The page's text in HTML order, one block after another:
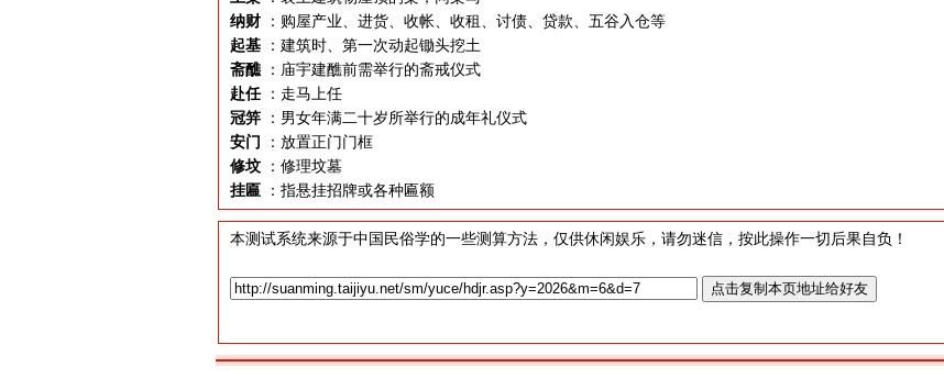
纳财
：购屋产业、进货、收帐、收租、讨债、贷款、五谷入仓等
起基
：建筑时、第一次动起锄头挖土
斋醮 ：庙宇建醮前需举行的斋戒仪式
赴任 ：走马上任
冠笄
：男女年满二十岁所举行的成年礼仪式
安门
：放置正门门框
修坟
：修理坟墓
挂匾
：指悬挂招牌或各种匾额
本测试系统来源于中国民俗学的一些测算方法，仅供休闲娱乐，请勿迷信，按此操作一切后果自负！